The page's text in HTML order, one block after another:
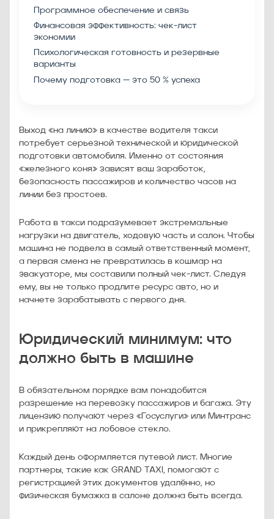
Программное обеспечение и связь
Финансовая эффективность: чек-лист
экономии
Психологическая готовность и резервные
варианты
Почему подготовка — это 50 % успеха
Выход «на линию» в качестве водителя такси
потребует серьезной технической и юридической
подготовки автомобиля. Именно от состояния
«железного коня» зависят ваш заработок,
безопасность пассажиров и количество часов на
линии без простоев.
Работа в такси подразумевает экстремальные
нагрузки на двигатель, ходовую часть и салон. Чтобы
машина не подвела в самый ответственный момент,
а первая смена не превратилась в кошмар на
эвакуаторе, мы составили полный чек-лист. Следуя
ему, вы не только продлите ресурс авто, но и
начнете зарабатывать с первого дня.
Юридический минимум: что
должно быть в машине
В обязательном порядке вам понадобится
разрешение на перевозку пассажиров и багажа. Эту
лицензию получают через «Госуслуги» или Минтранс
и прикрепляют на лобовое стекло.
Каждый день оформляется путевой лист. Многие
партнеры, такие как GRAND TAXI, помогают с
регистрацией этих документов удалённо, но
физическая бумажка в салоне должна быть всегда.